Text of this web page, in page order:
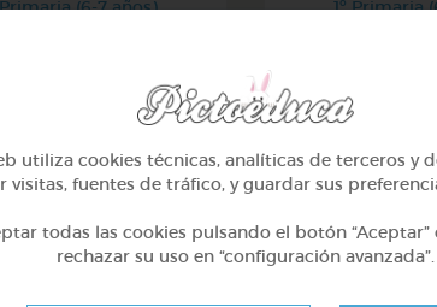
Primaria (6-7 años)
1º Primaria
utiliza cookies técnicas, analíticas de terceros y
visitas, fuentes de tráfico, y guardar sus
todas las cookies pulsando el botón
rechazar su uso en “configuración avanzada”.